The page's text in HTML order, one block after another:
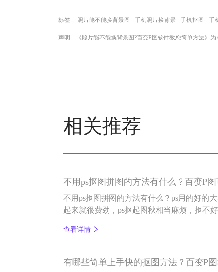
标签： 照片能不能换背景图 手机照片换背景 手机抠图 手
声明：《照片能不能换背景图?百变P图软件教您简单方法》
相关推荐
不用ps抠图拼图的方法有什么？百变P
不用ps抠图拼图的方法有什么？ps用的好的
起来就很费劲，ps抠起图秋相当麻烦，抠不
图软件，一键可以抠图，如果是抠完图换背
查看详情
有哪些简单上手快的抠图方法？百变P